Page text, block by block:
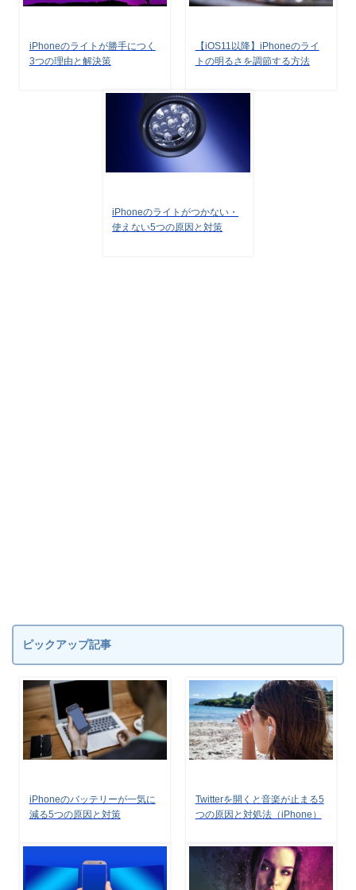
iPhoneのライトが勝手につく
3つの理由と解決策
【iOS11以降】iPhoneのライ
トの明るさを調節する方法
iPhoneのライトがつかない・
使えない5つの原因と対策
ピックアップ記事
iPhoneのバッテリーが一気に
減る5つの原因と対策
Twitterを開くと音楽が止まる5
つの原因と対処法（iPhone）